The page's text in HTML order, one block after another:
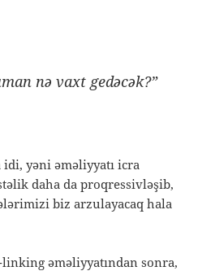
nə vaxt gedəcək?”
yəni əməliyyatı icra
daha da proqressivləşib,
biz arzulayacaq hala
linking əməliyyatından sonra,